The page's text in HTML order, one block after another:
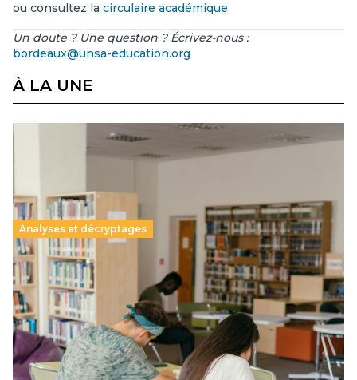
ou consultez la circulaire académique.
Un doute ? Une question ? Écrivez-nous :
bordeaux@unsa-education.org
À LA UNE
Analyses et décryptages
Supérieur privé : une dérive qui met à mal la
promesse républicaine
11 juillet 2026-
Le projet de loi sur la régulation de l’enseignement
supérieur privé met en lumière l’amplification d’un système
qui relègue l’acte pédagogique au superfétatoire, voire à…